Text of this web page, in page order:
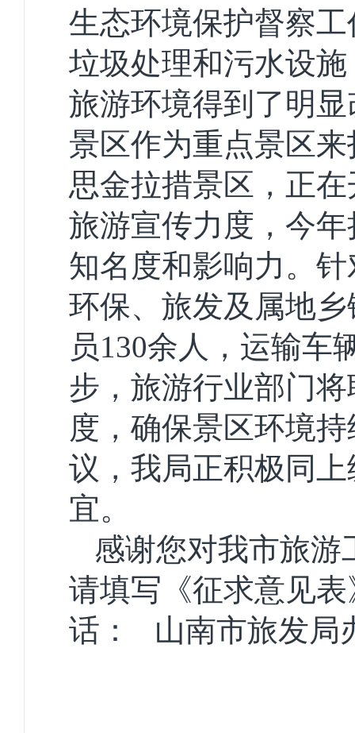
生态环境保护督察
垃圾处理和污水设
旅游环境得到了明
景区作为重点景区
思金拉措景区，正
旅游宣传力度，今
知名度和影响力。
环保、旅发及属地
员130余人，运输车
步，旅游行业部门
度，确保景区环境
议，我局正积极同
宜。
感谢您对我市旅游
请填写《征求意见
话： 山南市旅发局